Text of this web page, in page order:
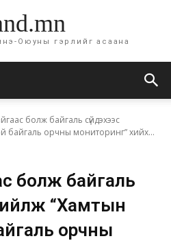
Оюуны гэрлийг асаана
болж байгаль сүйдэхээс
байгаль орчны мониторинг” хийх...
болж байгаль
“Хамтын
орчны